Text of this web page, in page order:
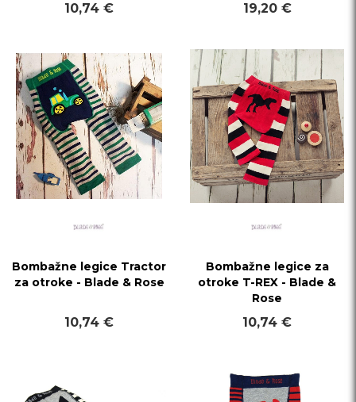
10,74 € 19,20 €
Bombažne legice Tractor
za otroke - Blade & Rose
10,74 €
Bombažne legice za
otroke T-REX - Blade &
Rose
10,74 €